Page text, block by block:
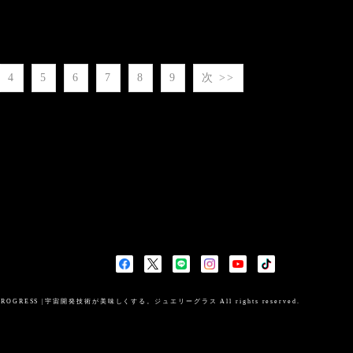
4 5 6 7 8 9 次 >>
|宇宙開発技術が美味しくする。ジュエリーグラス All rights reserved.